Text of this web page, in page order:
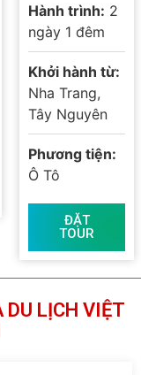
NGUYÊN
Hành trình: 2
ngày 1 đêm
Khởi hành từ:
Nha Trang,
Tây Nguyên
Phương tiện:
Ô Tô
ĐẶT
TOUR
DU LỊCH VIỆT